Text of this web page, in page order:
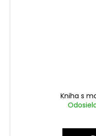
Kniha s